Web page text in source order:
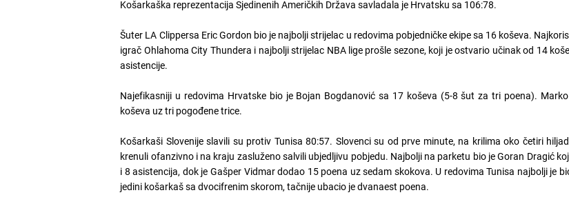
Košarkaška reprezentacija Sjedinenih Američkih Država savladala je Hrvatsku sa 106:78.
Šuter LA Clippersa Eric Gordon bio je najbolji strijelac u redovima pobjedničke ekipe sa 16 koševa.
igrač Ohlahoma City Thundera i najbolji strijelac NBA lige prošle sezone, koji je ostvario učinak od 14
asistencije.
Najefikasniji u redovima Hrvatske bio je Bojan Bogdanović sa 17 koševa (5-8 šut za tri poena).
koševa uz tri pogođene trice.
Košarkaši Slovenije slavili su protiv Tunisa 80:57. Slovenci su od prve minute, na krilima oko četiri
krenuli ofanzivno i na kraju zasluženo salvili ubjedljivu pobjedu. Najbolji na parketu bio je Goran Dragić
i 8 asistencija, dok je Gašper Vidmar dodao 15 poena uz sedam skokova. U redovima Tunisa najbolji je
jedini košarkaš sa dvocifrenim skorom, tačnije ubacio je dvanaest poena.